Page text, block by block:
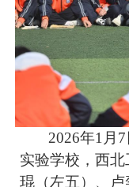
2026年1月
实验学校，西
琨（左五）、